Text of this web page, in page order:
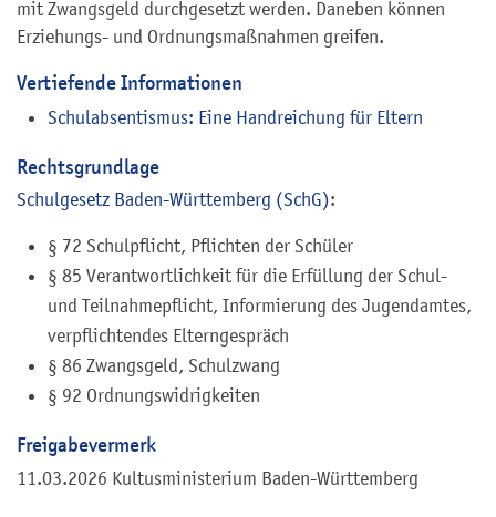
mit Zwangsgeld durchgesetzt werden. Daneben können
Erziehungs- und Ordnungsmaßnahmen greifen.
Vertiefende Informationen
Schulabsentismus: Eine Handreichung für Eltern
Rechtsgrundlage
Schulgesetz Baden-Württemberg (SchG):
§ 72 Schulpflicht, Pflichten der Schüler
§ 85 Verantwortlichkeit für die Erfüllung der Schul-
und Teilnahmepflicht, Informierung des Jugendamtes,
verpflichtendes Elterngespräch
§ 86 Zwangsgeld, Schulzwang
§ 92 Ordnungswidrigkeiten
Freigabevermerk
11.03.2026 Kultusministerium Baden-Württemberg